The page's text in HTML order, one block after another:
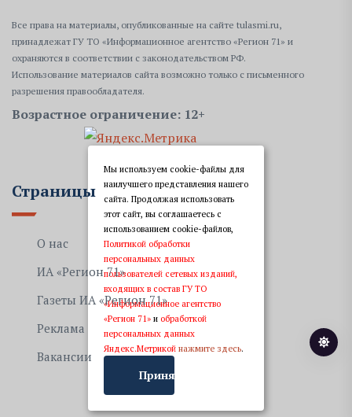
Все права на материалы, опубликованные на сайте tulasmi.ru,
принадлежат ГУ ТО «Информационное агентство «Регион 71» и
охраняются в соответствии с законодательством РФ.
Использование материалов сайта возможно только с письменного
разрешения правообладателя.
Возрастное ограничение: 12+
Страницы
О нас
ИА «Регион 71»
Газеты ИА «Регион 71»
Реклама
Вакансии
Мы используем cookie-файлы для
наилучшего представления нашего
сайта. Продолжая использовать
этот сайт, вы соглашаетесь с
использованием cookie-файлов,
Политикой обработки
персональных данных
пользователей сетевых изданий,
входящих в состав ГУ ТО
«Информационное агентство
«Регион 71» и обработкой
персональных данных
Яндекс.Метрикой нажмите здесь.
Принять